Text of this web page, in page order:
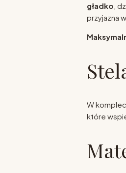
gładko ,
przyjazna
W
które